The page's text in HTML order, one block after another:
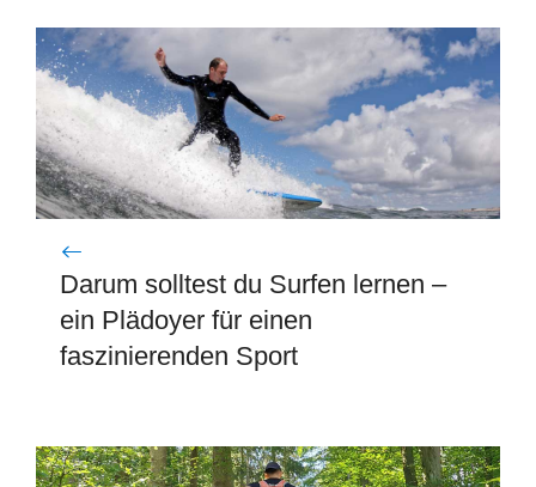
Darum solltest du Surfen lernen –
ein Plädoyer für einen
faszinierenden Sport